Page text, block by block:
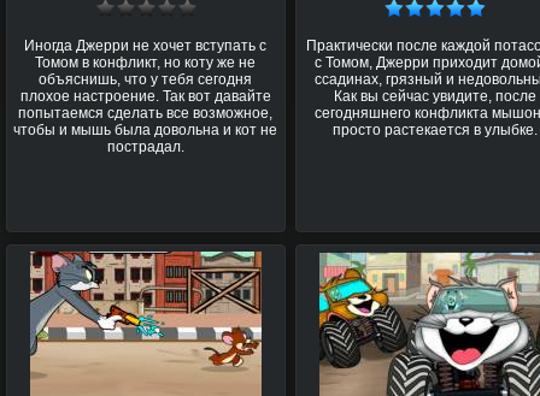
Иногда Джерри не хочет вступать с
Томом в конфликт, но коту же не
объяснишь, что у тебя сегодня
плохое настроение. Так вот давайте
попытаемся сделать все возможное,
чтобы и мышь была довольна и кот не
пострадал.
Практически после каждой
с Томом, Джерри приходит
ссадинах, грязный и
Как вы сейчас увидите, после
сегодняшнего конфликта
просто растекается в улыбке.